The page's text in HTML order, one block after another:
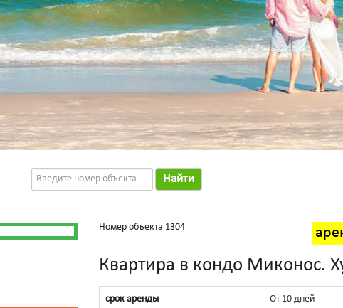
Найти
Номер объекта 1304
Квартира в кондо Миконос.
срок аренды От 10 дней